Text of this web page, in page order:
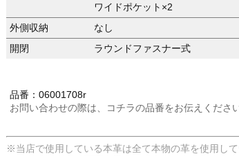
ワイドポケット×2
外側収納
なし
開閉
ラウンドファスナー式
品番：06001708r
お問い合わせの際は、コチラの品番をお伝えくださ
※当店で使用している本革は全て本物の革を使用し